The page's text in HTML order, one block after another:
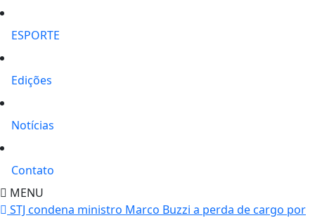
ESPORTE
Edições
Notícias
Contato
MENU
STJ condena ministro Marco Buzzi a perda de cargo por